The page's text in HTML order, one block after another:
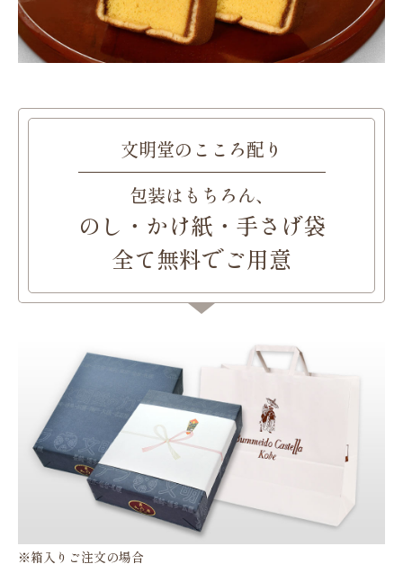
文明堂のこころ配り
包装はもちろん、
のし・かけ紙・手さげ袋
全て無料でご用意
※箱入りご注文の場合